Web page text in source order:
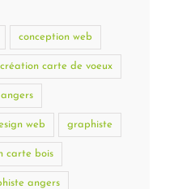
conception web
création carte de voeux
web graphiste
carte bois
angers